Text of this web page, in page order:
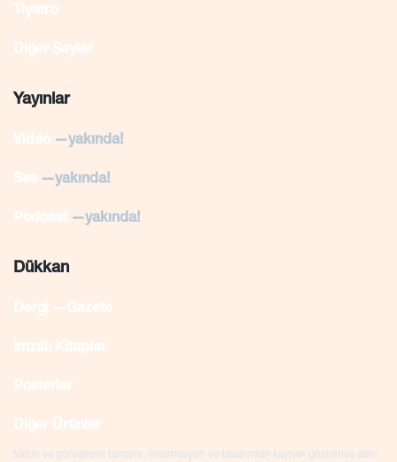
Tiyatro
Diğer Şeyler
Yayınlar
Video —yakında!
Ses —yakında!
Podcast —yakında!
Dükkan
Dergi —Gazete
İmzalı Kitaplar
Posterler
Diğer Ürünler
Metin ve görsellerin tamamı, (illustrasyon ve tasarımlar) kaynak gösterilse dahi